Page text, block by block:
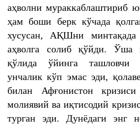
аҳволни
ҳам боши берк кўчада
хусусан, АҚШни минтақада
аҳволга солиб қўйди. Ўша
қўлида ўйинга ташловчи
унчалик кўп эмас эди,
билан Афғонистон
молиявий ва иқтисодий
турган эди. Дунёдаги энг